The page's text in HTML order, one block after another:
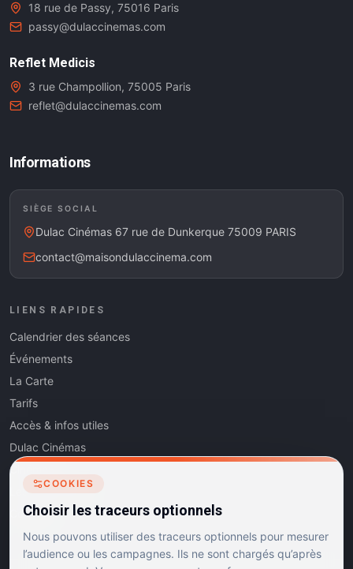
18 rue de Passy, 75016 Paris
passy@dulaccinemas.com
Reflet Medicis
3 rue Champollion, 75005 Paris
reflet@dulaccinemas.com
Informations
SIÈGE SOCIAL
Dulac Cinémas 67 rue de Dunkerque 75009 PARIS
contact@maisondulaccinema.com
LIENS RAPIDES
Calendrier des séances
Événements
La Carte
Tarifs
Accès & infos utiles
Dulac Cinémas
Cinéma5
Les Dits de l'Art
Contact
COOKIES
Choisir les traceurs optionnels
Nous pouvons utiliser des traceurs optionnels pour mesurer
l’audience ou les campagnes. Ils ne sont chargés qu’après